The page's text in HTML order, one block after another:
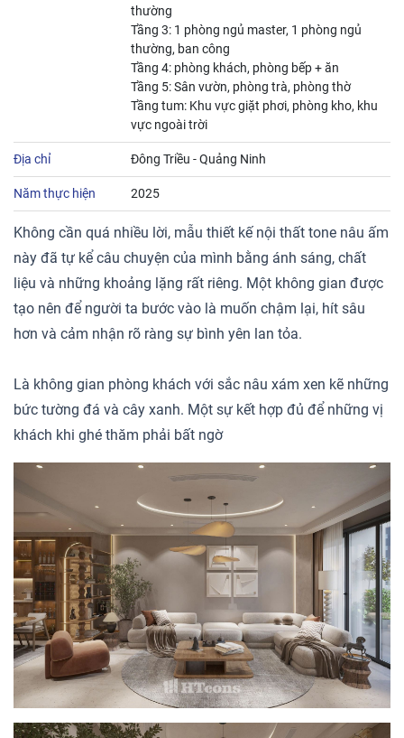
thường
Tầng 3: 1 phòng ngủ master, 1 phòng ngủ
thường, ban công
Tầng 4: phòng khách, phòng bếp + ăn
Tầng 5: Sân vườn, phòng trà, phòng thờ
Tầng tum: Khu vực giặt phơi, phòng kho, khu
vực ngoài trời
Địa chỉ Đông Triều - Quảng Ninh
Năm thực hiện 2025
Không cần quá nhiều lời, mẫu thiết kế nội thất tone nâu ấm
này đã tự kể câu chuyện của mình bằng ánh sáng, chất
liệu và những khoảng lặng rất riêng. Một không gian được
tạo nên để người ta bước vào là muốn chậm lại, hít sâu
hơn và cảm nhận rõ ràng sự bình yên lan tỏa.
Là không gian phòng khách với sắc nâu xám xen kẽ những
bức tường đá và cây xanh. Một sự kết hợp đủ để những vị
khách khi ghé thăm phải bất ngờ